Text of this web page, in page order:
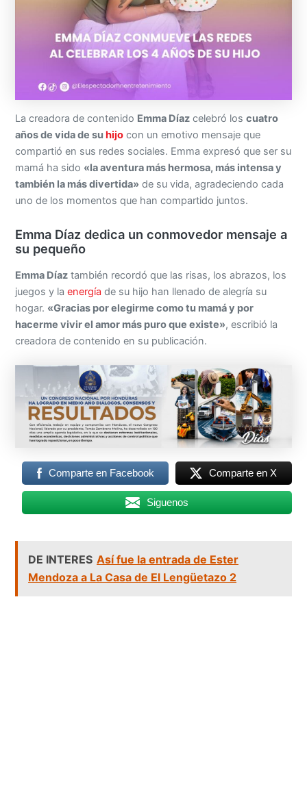
La creadora de contenido Emma Díaz celebró loscuatro
años de vida de suhijo con un emotivo mensaje que
compartió en sus redes sociales. Emma expresó que ser su
mamá ha sido «la aventura más hermosa, más intensa y
también la más divertida» de su vida, agradeciendo cada
uno de los momentos que han compartido juntos.
Emma Díaz dedica un conmovedor mensaje a
su pequeño
Emma Díaz también recordó que las risas, los abrazos, los
juegos y laenergía de su hijo han llenado de alegría su
hogar. «Gracias por elegirme como tu mamá y por
hacerme vivir el amor más puro que existe», escribió la
creadora de contenido en su publicación.
Comparte en Facebook Comparte en X
Siguenos
DE INTERES Así fue la entrada de Ester
Mendoza a La Casa de El Lengüetazo 2